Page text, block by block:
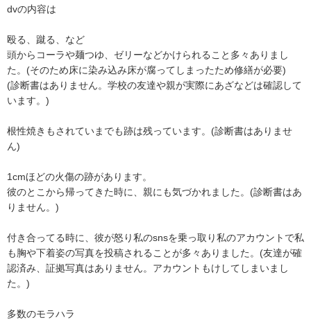
dvの内容は
殴る、蹴る、など
頭からコーラや麺つゆ、ゼリーなどかけられること多々ありまし
た。(そのため床に染み込み床が腐ってしまったため修繕が必要)
(診断書はありません。学校の友達や親が実際にあざなどは確認して
います。)
根性焼きもされていまでも跡は残っています。(診断書はありませ
ん)
1cmほどの火傷の跡があります。
彼のとこから帰ってきた時に、親にも気づかれました。(診断書はあ
りません。)
付き合ってる時に、彼が怒り私のsnsを乗っ取り私のアカウントで私
も胸や下着姿の写真を投稿されることが多々ありました。(友達が確
認済み、証拠写真はありません。アカウントもけしてしまいまし
た。)
多数のモラハラ